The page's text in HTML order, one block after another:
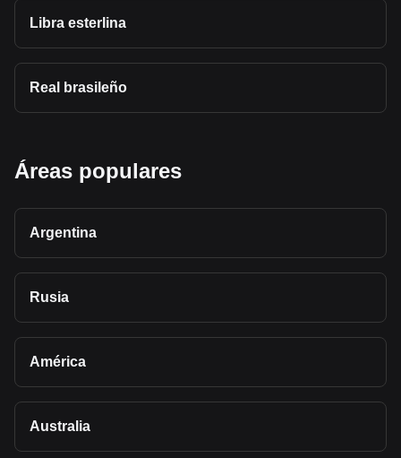
Libra esterlina
Real brasileño
Áreas populares
Argentina
Rusia
América
Australia